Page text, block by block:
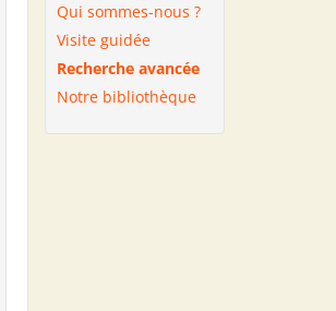
Qui sommes-nous ?
Visite guidée
Recherche avancée
Notre bibliothèque